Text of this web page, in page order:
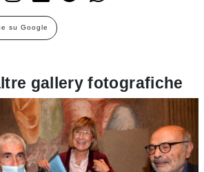
su Google
gallery fotografiche